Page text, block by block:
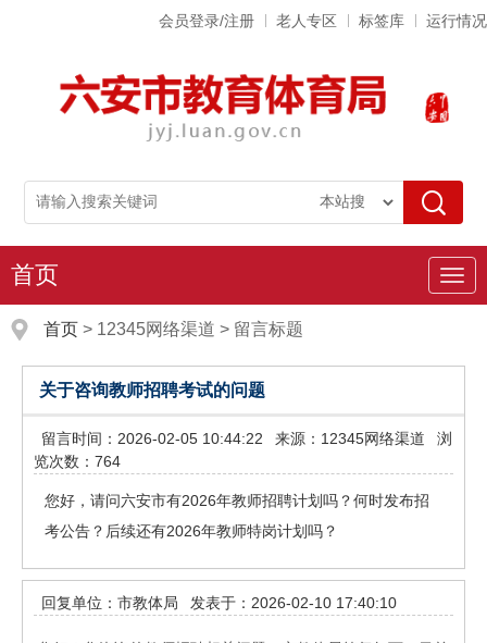
会员登录/注册 老人专区 标签库 运行情况
导
首页
首页 > 12345网络渠道 > 留言标题
关于咨询教师招聘考试的问题
留言时间：2026-02-05 10:44:22 来源：12345网络渠道
浏
览次数：764
您好，请问六安市有2026年教师招聘计划吗？何时发布招
考公告？后续还有2026年教师特岗计划吗？
回复单位：市教体局 发表于：2026-02-10 17:40:10